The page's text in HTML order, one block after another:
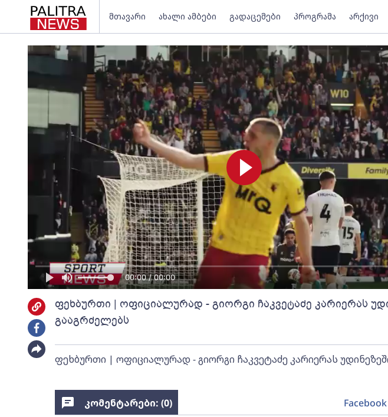
მთავარი ახალი ამბები გადაცემები პროგრამა არქივი
00:00 / 00:00
ფეხბურთი | ოფიციალურად - გიორგი ჩაკვეტაძე კარიერას
გააგრძელებს
ფეხბურთი | ოფიციალურად - გიორგი ჩაკვეტაძე კარიერას
კომენტარები: (0)